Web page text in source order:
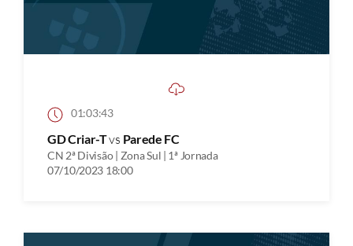
01:03:43
GD Criar-Tvs Parede FC
CN 2ª Divisão | Zona Sul | 1ª Jornada
07/10/2023 18:00